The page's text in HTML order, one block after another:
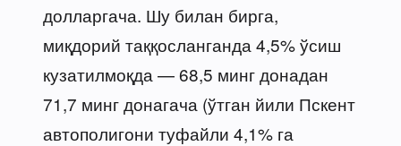
долларгача. Шу билан бирга,
миқдорий таққосланганда 4,5% ўсиш
кузатилмоқда — 68,5 минг донадан
71,7 минг донагача (ўтган йили Пскент
автополигони туфайли 4,1% га